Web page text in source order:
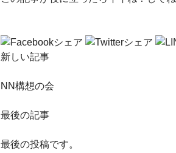
新しい記事
NN構想の会
最後の記事
最後の投稿です。